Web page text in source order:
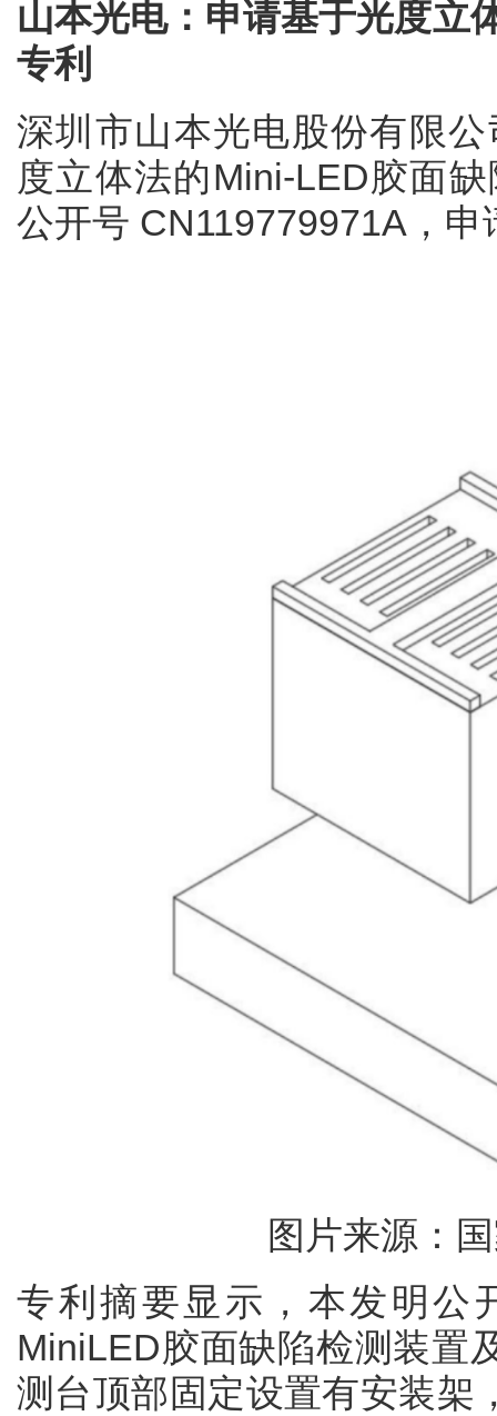
山本光电：申请基于光度立
专利
深圳市山本光电股份有限
度立体法的Mini-LED胶面
公开号 CN119779971A，
图片来源：
专利摘要显示，本发明公
MiniLED胶面缺陷检测装置
测台顶部固定设置有安装架